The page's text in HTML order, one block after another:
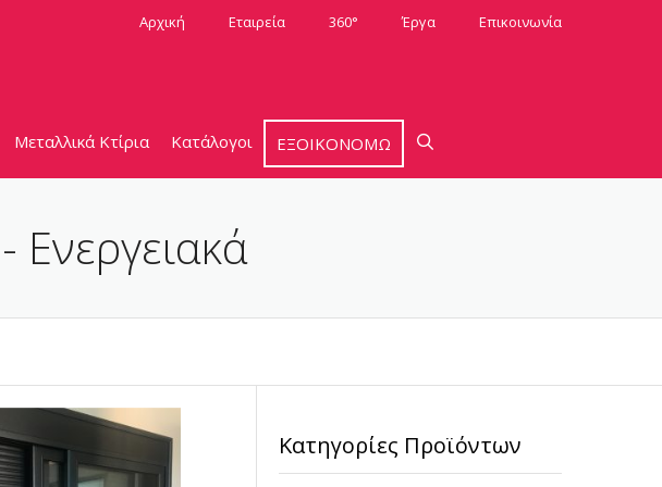
Αρχική Εταιρεία 360° Έργα Επικοινωνία
Μεταλλικά Κτίρια Κατάλογοι ΕΞΟΙΚΟΝΟΜΩ
Κατηγορίες Προϊόντων